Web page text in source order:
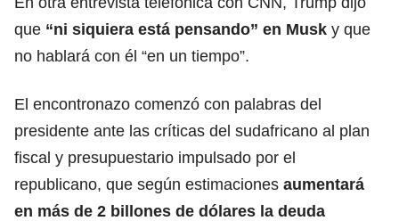
que “ni siquiera está pensando” en Musk y que
no hablará con él “en un tiempo”.
El encontronazo comenzó con palabras del
presidente ante las críticas del sudafricano al plan
fiscal y presupuestario impulsado por el
republicano, que según estimaciones aumentará
en más de 2 billones de dólares la deuda